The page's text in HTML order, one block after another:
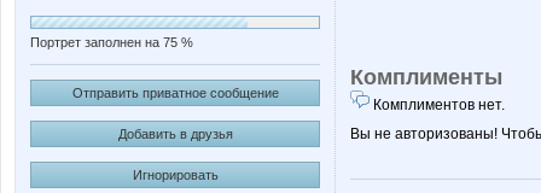
Портрет заполнен на 75 %
Отправить приватное сообщение
Добавить в друзья
Игнорировать
Комплименты
Комплиментов нет.
Вы не авторизованы!